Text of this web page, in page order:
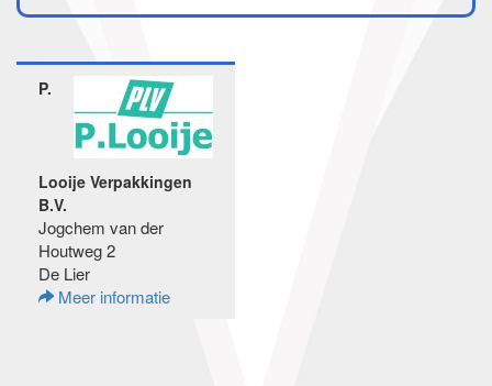
P.
Looije Verpakkingen
B.V.
Jogchem van der
Houtweg 2
De Lier
Meer informatie